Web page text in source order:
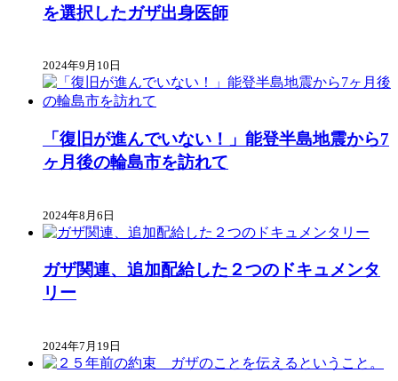
を選択したガザ出身医師
2024年9月10日
「復旧が進んでいない！」能登半島地震から7
ヶ月後の輪島市を訪れて
2024年8月6日
ガザ関連、追加配給した２つのドキュメンタ
リー
2024年7月19日